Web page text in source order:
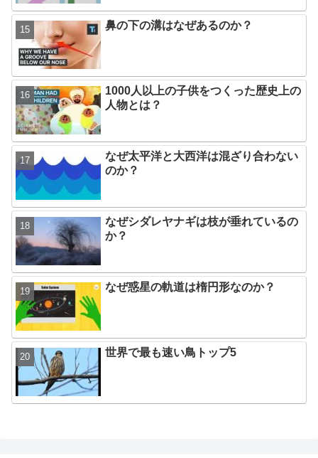
鼻の下の溝はなぜあるのか？
1000人以上の子供をつくった歴史上の
人物とは？
なぜ太平洋と大西洋は混ざり合わない
のか？
なぜシダレヤナギは枝が垂れているの
か？
なぜ惑星の軌道は楕円形なのか？
世界で最も速い鳥トップ5